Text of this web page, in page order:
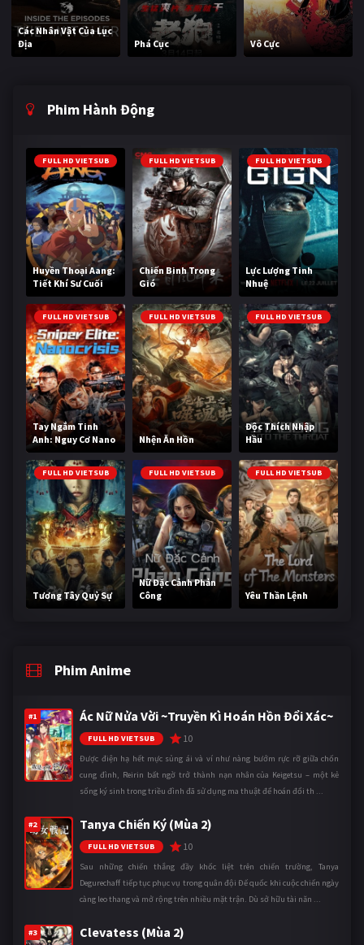
Các Nhân Vật Của Lục
Địa
Phá Cục Vô Cực
Phim Hành Động
FULL HD VIETSUB
Huyền Thoại Aang:
Tiết Khí Sư Cuối
Cùng
FULL HD VIETSUB
Chiến Binh Trong
Gió
FULL HD VIETSUB
Lực Lượng Tinh
Nhuệ
FULL HD VIETSUB
Tay Ngắm Tinh
Anh: Nguy Cơ Nano
FULL HD VIETSUB
Nhện Ăn Hồn
FULL HD VIETSUB
Độc Thích Nhập
Hầu
FULL HD VIETSUB
Tương Tây Quỷ Sự
FULL HD VIETSUB
Nữ Đặc Cảnh Phản
Công
FULL HD VIETSUB
Yêu Thần Lệnh
Phim Anime
#1 Ác Nữ Nửa Vời ~Truyền Kì Hoán Hồn Đổi Xác~
FULL HD VIETSUB 10
Được điện hạ hết mực sủng ái và ví như nàng bướm rực rỡ giữa chốn
cung đình, Reirin bất ngờ trở thành nạn nhân của Keigetsu – một kẻ
sống ký sinh trong triều đình đã sử dụng ma thuật để hoán đổi th ...
#2 Tanya Chiến Ký (Mùa 2)
FULL HD VIETSUB 10
Sau những chiến thắng đầy khốc liệt trên chiến trường, Tanya
Degurechaff tiếp tục phục vụ trong quân đội Đế quốc khi cuộc chiến ngày
càng leo thang và mở rộng trên nhiều mặt trận. Dù sở hữu tài năn ...
#3 Clevatess (Mùa 2)